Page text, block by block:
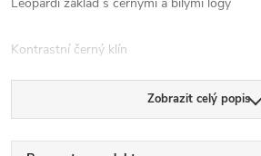
Kontrastní černý klín
Elastický pas s logy Tatami
Materiál:
Zobrazit celý popis